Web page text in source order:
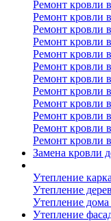
Ремонт кровли
Ремонт кровли
Ремонт кровли
Ремонт кровли
Ремонт кровли
Ремонт кровли
Ремонт кровли
Ремонт кровли
Ремонт кровли
Ремонт кровли
Ремонт кровли
Ремонт кровли
Замена кровли
Утепление
Утепление
Утепление дома
Утепление